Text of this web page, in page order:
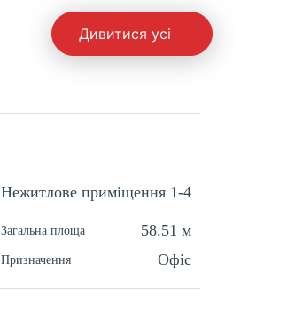
Дивитися усі
Нежитлове приміщення 1-4
Загальна площа 58.51 м
Призначення Офіс